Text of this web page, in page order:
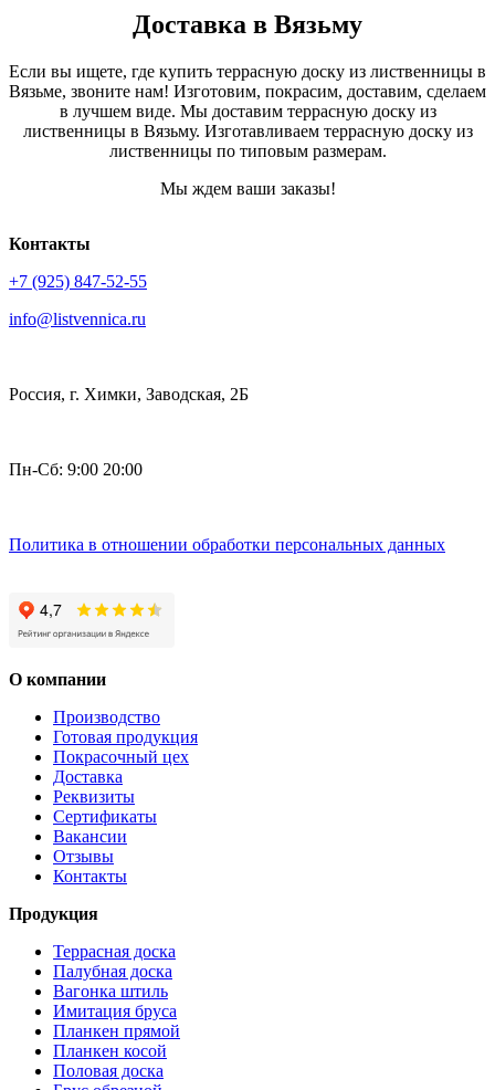
Доставка в Вязьму
Если вы ищете, где купить террасную доску из лиственницы в
Вязьме, звоните нам! Изготовим, покрасим, доставим, сделаем
в лучшем виде. Мы доставим террасную доску из
лиственницы в Вязьму. Изготавливаем террасную доску из
лиственницы по типовым размерам.
Мы ждем ваши заказы!
Контакты
+7 (925) 847-52-55
info@listvennica.ru
Россия, г. Химки, Заводская, 2Б
Пн-Сб: 9:00 20:00
Политика в отношении обработки персональных данных
О компании
Производство
Готовая продукция
Покрасочный цех
Доставка
Реквизиты
Сертификаты
Вакансии
Отзывы
Контакты
Продукция
Террасная доска
Палубная доска
Вагонка штиль
Имитация бруса
Планкен прямой
Планкен косой
Половая доска